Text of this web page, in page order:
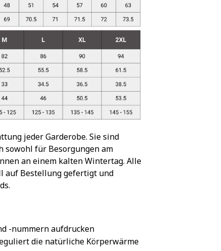
jeder Garderobe. Sie sind
sowohl für Besorgungen am
an einem kalten Wintertag. Alle
auf Bestellung gefertigt und
-nummern aufdrucken
die natürliche Körperwärme